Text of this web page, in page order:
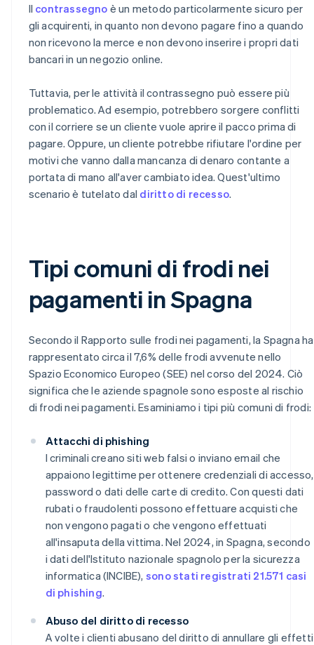
Il contrassegno è un metodo particolarmente sicuro per
gli acquirenti, in quanto non devono pagare fino a quando
non ricevono la merce e non devono inserire i propri dati
bancari in un negozio online.
Tuttavia, per le attività il contrassegno può essere più
problematico. Ad esempio, potrebbero sorgere conflitti
con il corriere se un cliente vuole aprire il pacco prima di
pagare. Oppure, un cliente potrebbe rifiutare l'ordine per
motivi che vanno dalla mancanza di denaro contante a
portata di mano all'aver cambiato idea. Quest'ultimo
scenario è tutelato dal diritto di recesso.
Tipi comuni di frodi nei
pagamenti in Spagna
Secondo il Rapporto sulle frodi nei pagamenti, la Spagna ha
rappresentato circa il 7,6% delle frodi avvenute nello
Spazio Economico Europeo (SEE) nel corso del 2024. Ciò
significa che le aziende spagnole sono esposte al rischio
di frodi nei pagamenti. Esaminiamo i tipi più comuni di frodi:
Attacchi di phishing
I criminali creano siti web falsi o inviano email che
appaiono legittime per ottenere credenziali di accesso,
password o dati delle carte di credito. Con questi dati
rubati o fraudolenti possono effettuare acquisti che
non vengono pagati o che vengono effettuati
all'insaputa della vittima. Nel 2024, in Spagna, secondo
i dati dell'Istituto nazionale spagnolo per la sicurezza
informatica (INCIBE), sono stati registrati 21.571 casi
di phishing.
Abuso del diritto di recesso
A volte i clienti abusano del diritto di annullare gli effetti